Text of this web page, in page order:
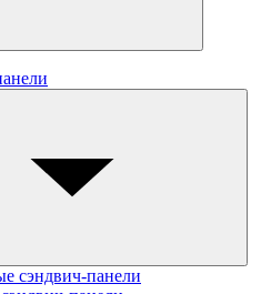
сэндвич-панели